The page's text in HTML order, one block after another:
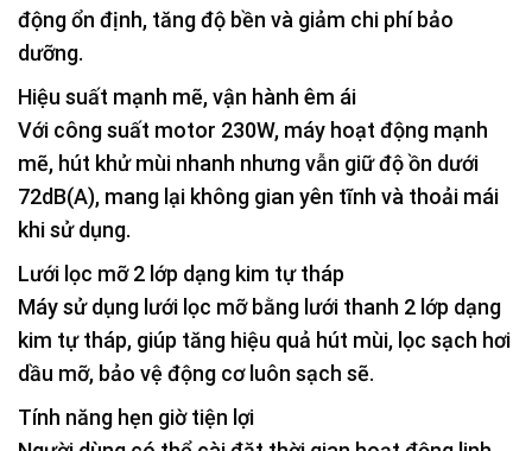
động ổn định, tăng độ bền và giảm chi phí bảo
dưỡng.
Hiệu suất mạnh mẽ, vận hành êm ái
Với công suất motor 230W, máy hoạt động mạnh
mẽ, hút khử mùi nhanh nhưng vẫn giữđộ ồn dưới
72dB(A), mang lại không gian yên tĩnh và thoải mái
khi sử dụng.
Lưới lọc mỡ 2 lớp dạng kim tự tháp
Máy sử dụng lưới lọc mỡ bằng lưới thanh 2 lớp dạng
kim tự tháp, giúp tăng hiệu quả hút mùi, lọc sạch hơi
dầu mỡ, bảo vệ động cơ luôn sạch sẽ.
Tính năng hẹn giờ tiện lợi